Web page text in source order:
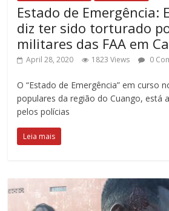
Estado de Emergência:
diz ter sido torturado
militares das FAA em
April 28, 2020 1823 Views 0
O “Estado de Emergência” em curso
populares da região do Cuango, está
pelos polícias
Leia mais